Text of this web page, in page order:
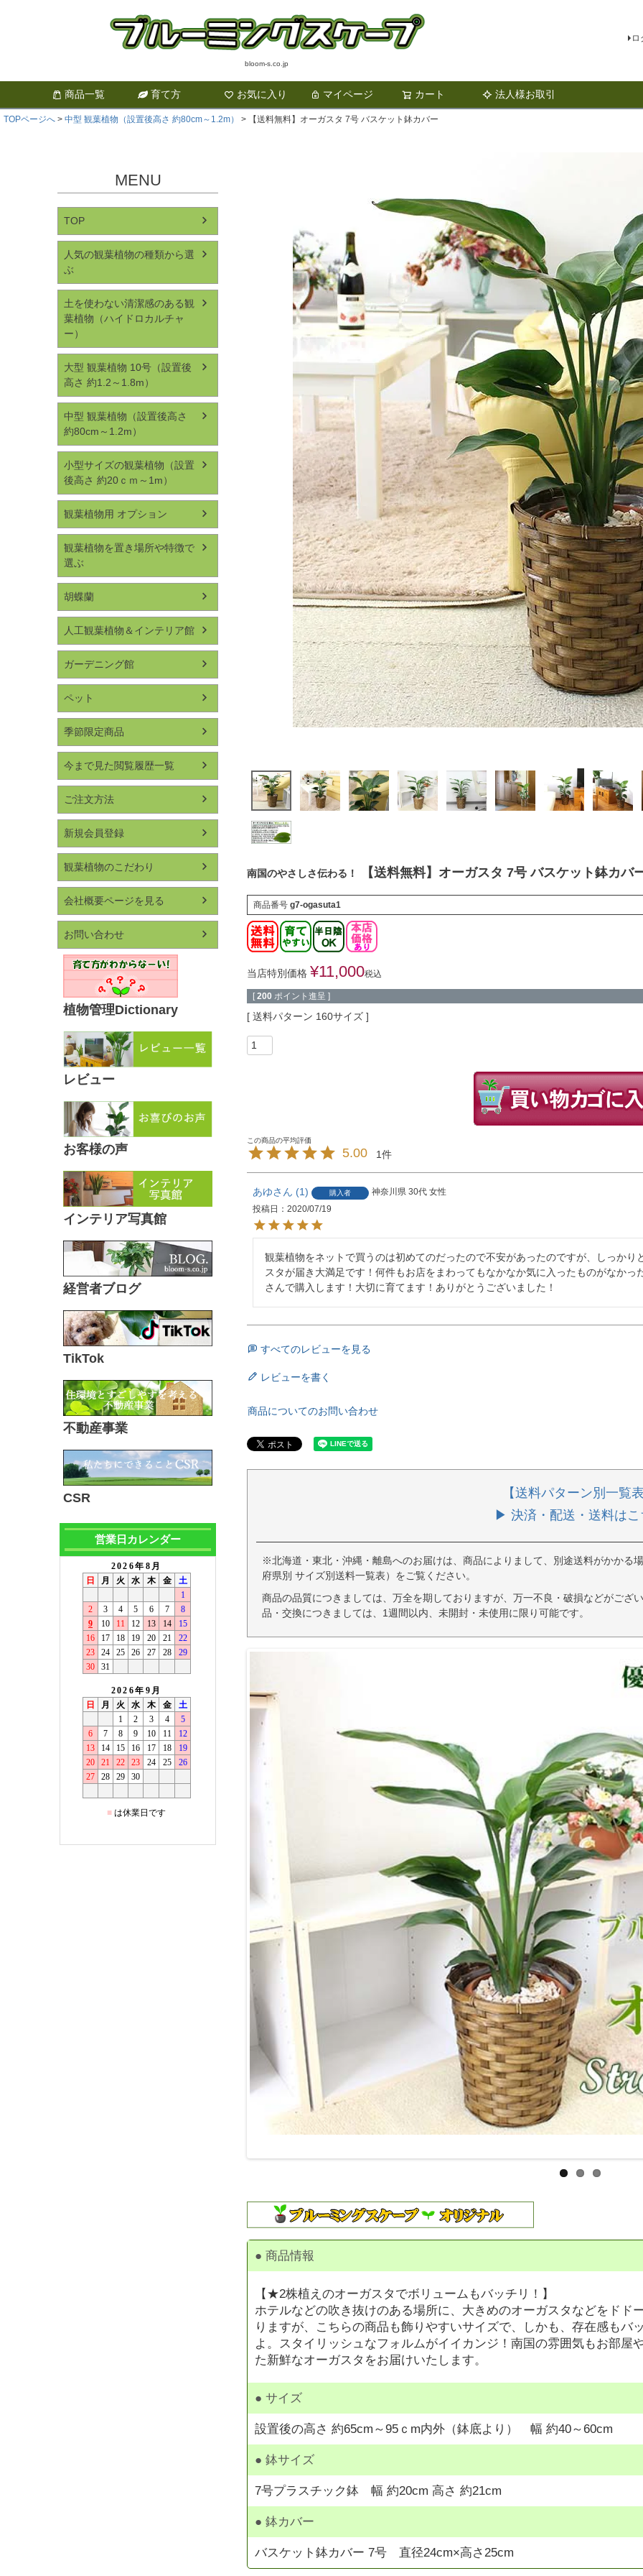
bloom-s.co.jp
ロ
商品一覧 育て方 お気に入り マイページ カート 法人様お取引
検索
TOPページへ 中型 観葉植物（設置後高さ 約80cm～1.2m） 【送料無料】オーガスタ 7号 バスケット鉢カバー
MENU
TOP
人気の観葉植物の種類から選
ぶ
土を使わない清潔感のある観
葉植物（ハイドロカルチャ
ー）
大型 観葉植物 10号（設置後
高さ 約1.2～1.8m）
中型 観葉植物（設置後高さ
約80cm～1.2m）
小型サイズの観葉植物（設置
後高さ 約20ｃｍ～1m）
観葉植物用 オプション
観葉植物を置き場所や特徴で
選ぶ
胡蝶蘭
人工観葉植物＆インテリア館
ガーデニング館
ペット
季節限定商品
今まで見た閲覧履歴一覧
ご注文方法
新規会員登録
観葉植物のこだわり
会社概要ページを見る
お問い合わせ
植物管理Dictionary
レビュー
お客様の声
インテリア写真館
経営者ブログ
TikTok
不動産事業
CSR
営業日カレンダー
南国のやさしさ伝わる！ 【送料無料】オーガスタ 7号 バスケット鉢カバ
商品番号 g7-ogasuta1
当店特別価格 ¥11,000税込
[ 200 ポイント進呈 ]
送料パターン 160サイズ
5.00 1
あゆ 1 購入者 神奈川県 30代 女性
投稿日
2020/07/19
観葉植物をネットで買うのは初めてのだったので不安があったのですが、しっか
スタが届き大満足です！何件もお店をまわってもなかなか気に入ったものがなか
さんで購入します！大切に育てます！ありがとうございました！
すべてのレビューを見る
レビューを書く
商品についてのお問い合わせ
【送料パターン別一覧
▶ 決済・配送・送料はこ
※北海道・東北・沖縄・離島へのお届けは、商品によりまして、別途送料がかかる
府県別 サイズ別送料一覧表）をご覧ください。
商品の品質につきましては、万全を期しておりますが、万一不良・破損などがござ
品・交換につきましては、1週間以内、未開封・未使用に限り可能です。
● 商品情報
【★2株植えのオーガスタでボリュームもバッチリ！】
ホテルなどの吹き抜けのある場所に、大きめのオーガスタなどをドド
りますが、こちらの商品も飾りやすいサイズで、しかも、存在感もバ
よ。スタイリッシュなフォルムがイイカンジ！南国の雰囲気もお部屋
た新鮮なオーガスタをお届けいたします。
● サイズ
設置後の高さ 約65cm～95ｃm内外（鉢底より） 幅 約40～60cm
● 鉢サイズ
7号プラスチック鉢 幅 約20cm 高さ 約21cm
● 鉢カバー
バスケット鉢カバー 7号 直径24cm×高さ25cm